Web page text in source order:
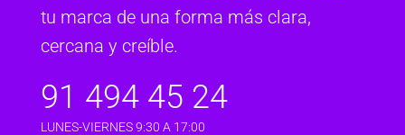
tu marca de una forma más clara,
cercana y creíble.
91 494 45 24
LUNES-VIERNES 9:30 A 17:00